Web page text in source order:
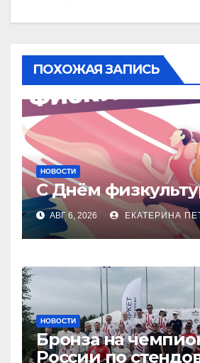
ПОХОЖАЯ ЗАПИСЬ
НОВОСТИ
С Днём
АВГ 6, 2026 ЕКАТЕРИНА
НОВОСТИ
Бронза на
России по